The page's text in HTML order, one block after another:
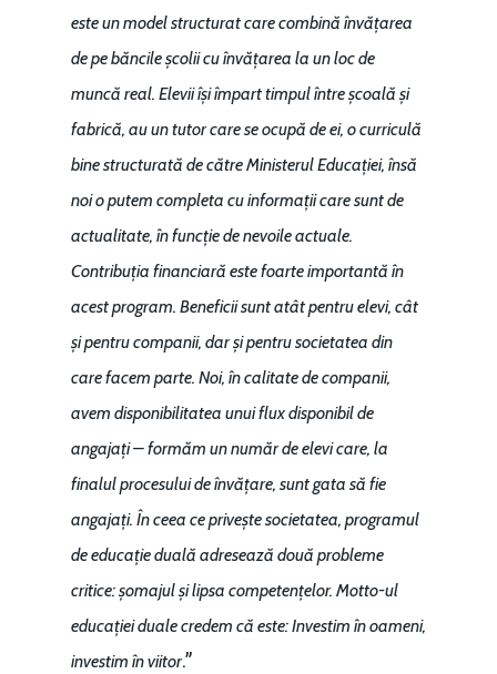
este un model structurat care combină învățarea
de pe băncile școlii cu învățarea la un loc de
muncă real. Elevii își împart timpul între școală și
fabrică, au un tutor care se ocupă de ei, o curriculă
bine structurată de către Ministerul Educației, însă
noi o putem completa cu informații care sunt de
actualitate, în funcție de nevoile actuale.
Contribuția financiară este foarte importantă în
acest program. Beneficii sunt atât pentru elevi, cât
și pentru companii, dar și pentru societatea din
care facem parte. Noi, în calitate de companii,
avem disponibilitatea unui flux disponibil de
angajați – formăm un număr de elevi care, la
finalul procesului de învățare, sunt gata să fie
angajați. În ceea ce privește societatea, programul
de educație duală adresează două probleme
critice: șomajul și lipsa competențelor. Motto-ul
educației duale credem că este: Investim în oameni,
investim în viitor.”